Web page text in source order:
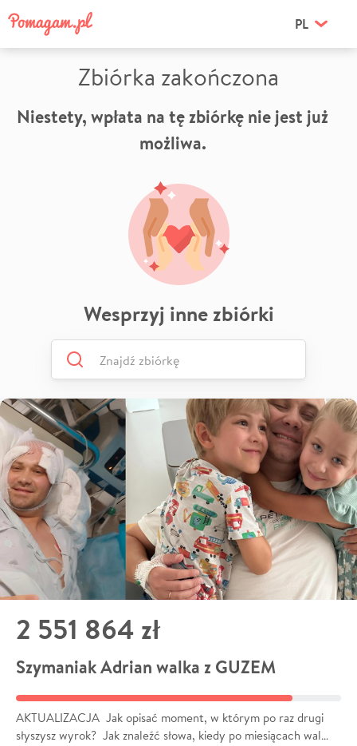
PL
Zbiórka zakończona
Niestety, wpłata na tę zbiórkę nie jest już
możliwa.
Wesprzyj inne zbiórki
2 551 864 zł
Szymaniak Adrian walka z GUZEM
AKTUALIZACJA Jak opisać moment, w którym po raz drugi
słyszysz wyrok? Jak znaleźć słowa, kiedy po miesiącach wal…